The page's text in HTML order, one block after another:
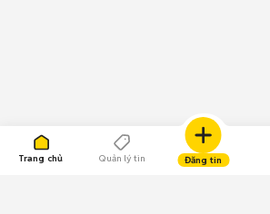
Trang chủ Quản lý tin Đăng tin